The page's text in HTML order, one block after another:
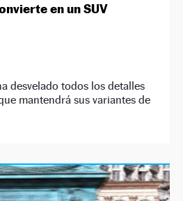
en un SUV
desvelado todos los detalles
mantendrá sus variantes de